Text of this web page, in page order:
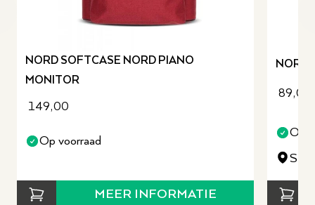
NORD SOFTCASE NORD PIANO
MONITOR
149,00
Op voorraad
MEER INFORMATIE
NORD
89,00
Op